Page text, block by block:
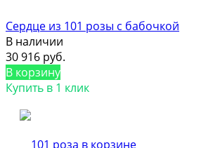
Сердце из 101 розы с бабочкой
В наличии
30 916 руб.
В корзину
Купить в 1 клик